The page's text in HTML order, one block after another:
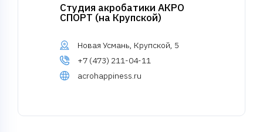
Студия акробатики АКРО
СПОРТ (на Крупской)
Новая Усмань, Крупской, 5
+7 (473) 211-04-11
acrohappiness.ru